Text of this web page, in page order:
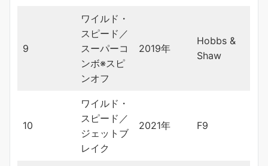
9
ワイルド・
スピード／
スーパーコ
ンボ※スピ
ンオフ
2019年
Hobbs &
Shaw
10
ワイルド・
スピード／
ジェットブ
レイク
2021年 F9